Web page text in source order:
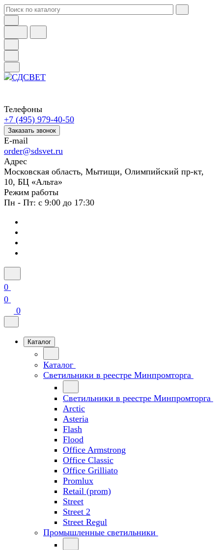
Телефоны
+7 (495) 979-40-50
Заказать звонок
E-mail
order@sdsvet.ru
Адрес
Московская область, Мытищи, Олимпийский пр-кт,
10, БЦ «Альта»
Режим работы
Пн - Пт: с 9:00 до 17:30
0
0
0
Каталог
Каталог
Светильники в реестре Минпромторга
Светильники в реестре Минпромторга
Arctic
Asteria
Flash
Flood
Office Armstrong
Office Classic
Office Grilliato
Promlux
Retail (prom)
Street
Street 2
Street Regul
Промышленные светильники